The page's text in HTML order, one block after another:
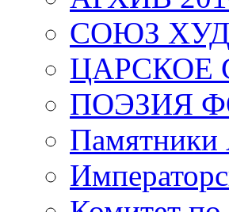
СОЮЗ
ЦАРСКОЕ
ПОЭЗИЯ
Памятники